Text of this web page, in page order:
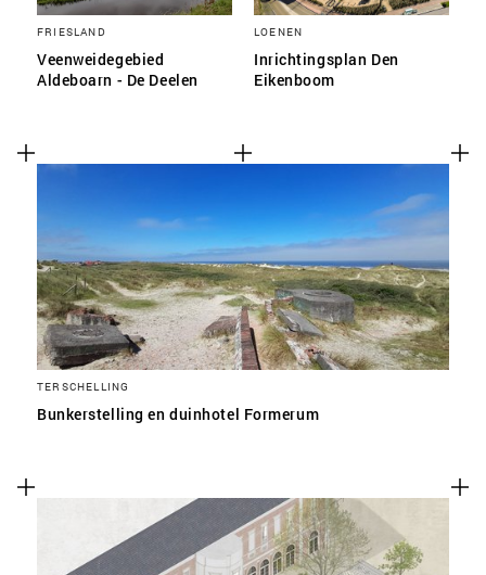
FRIESLAND
Veenweidegebied
Aldeboarn - De Deelen
LOENEN
Inrichtingsplan Den
Eikenboom
TERSCHELLING
Bunkerstelling en duinhotel Formerum